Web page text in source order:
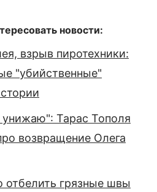
новости:
взрыв пиротехники:
"убийственные"
Тарас Тополя
возвращение Олега
отбелить грязные швы